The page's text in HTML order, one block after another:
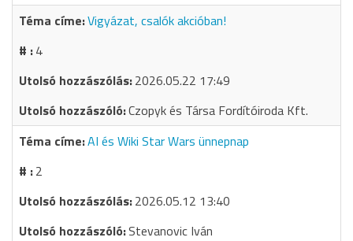
Vigyázat, csalók akcióban!
4
2026.05.22 17:49
Czopyk és Társa Fordítóiroda Kft.
AI és Wiki Star Wars ünnepnap
2
2026.05.12 13:40
Stevanovic Iván